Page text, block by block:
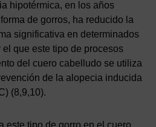
hipotérmica, en los años
de gorros, ha reducido la
significativa en determinados
que este tipo de procesos
del cuero cabelludo se utiliza
de la alopecia inducida
(8,9,10).